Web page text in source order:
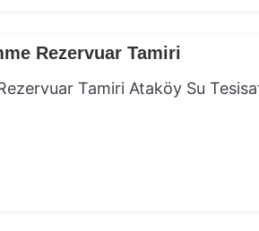
Rezervuar Tamiri
Tamiri Ataköy Su